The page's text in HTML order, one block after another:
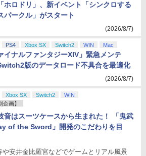
ホロドリ」、新イベント「シンクロする
パークル」がスタート
(2026/8/7)
PS4 Xbox SX Switch2 WIN Mac
イナルファンタジーXIV」緊急メンテ
版のデータロード不具合を最適化
(2026/8/7)
Xbox SX Switch2
WIN
企画】
音はスーツケースから生まれた！ 「鬼武
of the Sword」開発のこだわりを目
や安井金比羅宮などでゲームとリアル風景